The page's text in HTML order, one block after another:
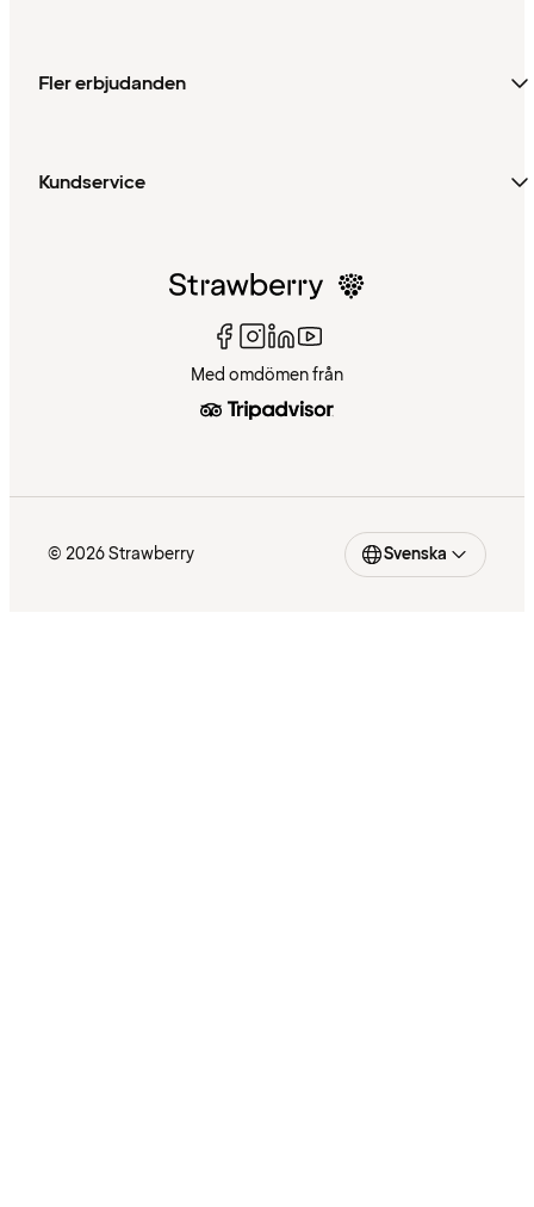
Fler erbjudanden
Kundservice
Med omdömen från
© 2026 Strawberry Svenska